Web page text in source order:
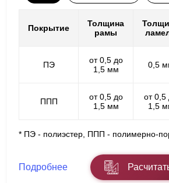
Покрытие
Толщина
рамы
ПЭ
от 0,5 до
1,5 мм
0,5
ППП
от 0,5 до
1,5 мм
от 0,5
1,5
* ПЭ - полиэстер, ППП - полимерно-
Подробнее